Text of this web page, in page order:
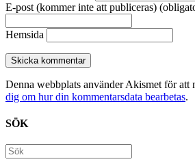
E-post (kommer inte att publiceras)
Hemsida
Denna webbplats använder Akismet för att
dig om hur din kommentarsdata bearbetas.
SÖK